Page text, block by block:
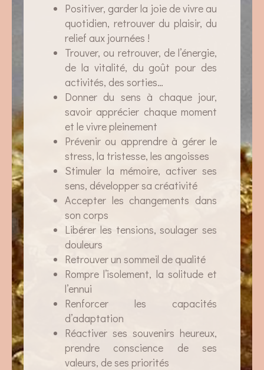
Positiver, garder la joie de vivre au
quotidien, retrouver du plaisir, du
relief aux journées !
Trouver, ou retrouver, de l’énergie,
de la vitalité, du goût pour des
activités, des sorties…
Donner du sens à chaque jour,
savoir apprécier chaque moment
et le vivre pleinement
Prévenir ou apprendre à gérer le
stress, la tristesse, les angoisses
Stimuler la mémoire, activer ses
sens, développer sa créativité
Accepter les changements dans
son corps
Libérer les tensions, soulager ses
douleurs
Retrouver un sommeil de qualité
Rompre l’isolement, la solitude et
l’ennui
Renforcer les capacités
d’adaptation
Réactiver ses souvenirs heureux,
prendre conscience de ses
valeurs, de ses priorités